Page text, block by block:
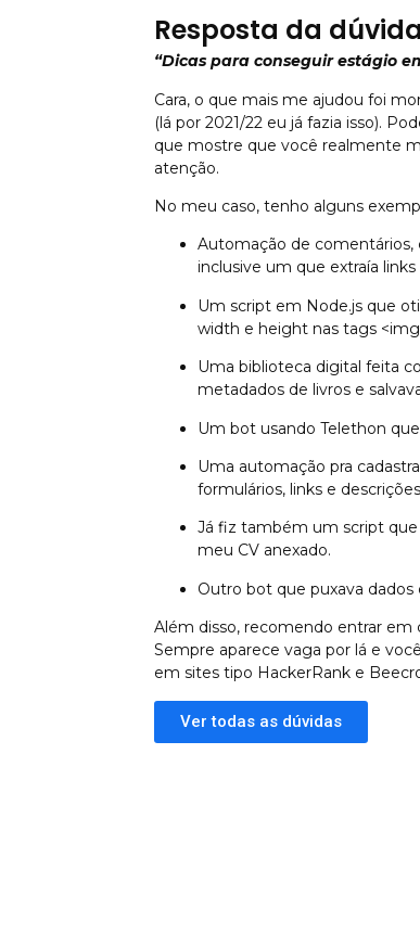
Resposta da
“Dicas para conseguir estágio
Cara, o que mais me ajudou foi
(lá por 2021/22 eu já fazia isso).
que mostre que você realmente
atenção.
No meu caso, tenho alguns
Automação de comentários,
inclusive um que extraía
Um script em Node.js que
width e height nas tags
Uma biblioteca digital feita
metadados de livros e
Um bot usando Telethon
Uma automação pra
formulários, links e
Já fiz também um script que
meu CV anexado.
Outro bot que puxava
Além disso, recomendo entrar em
Sempre aparece vaga por lá e
em sites tipo HackerRank e
Ver todas as dúvidas